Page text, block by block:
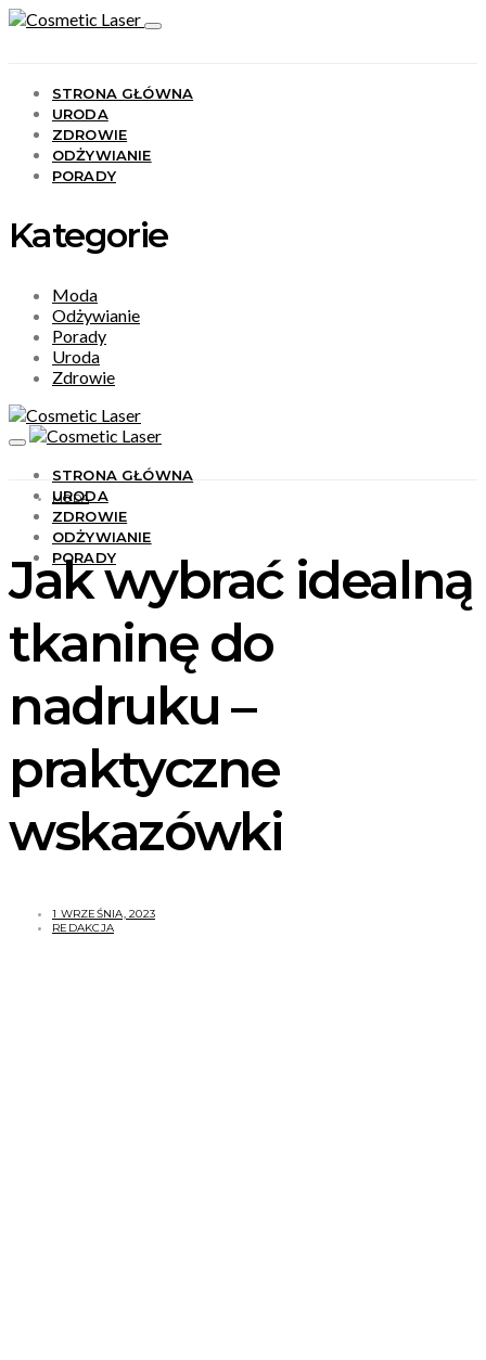
STRONA GŁÓWNA
URODA
ZDROWIE
ODŻYWIANIE
PORADY
Kategorie
Moda
Odżywianie
Porady
Uroda
Zdrowie
STRONA GŁÓWNA
URODA
ZDROWIE
ODŻYWIANIE
PORADY
MODA
Jak wybrać idealną
tkaninę do
nadruku –
praktyczne
wskazówki
1 WRZEŚNIA, 2023
REDAKCJA